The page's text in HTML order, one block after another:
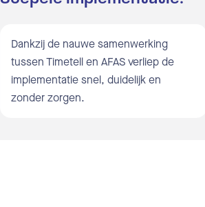
Dankzij de nauwe samenwerking
tussen Timetell en AFAS verliep de
implementatie snel, duidelijk en
zonder zorgen.